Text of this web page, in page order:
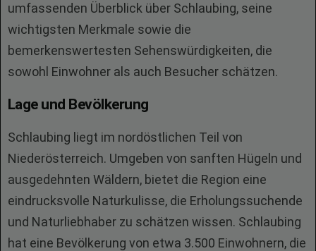
umfassenden Überblick über Schlaubing, seine
wichtigsten Merkmale sowie die
bemerkenswertesten Sehenswürdigkeiten, die
sowohl Einwohner als auch Besucher schätzen.
Lage und Bevölkerung
Schlaubing liegt im nordöstlichen Teil von
Niederösterreich. Umgeben von sanften Hügeln und
ausgedehnten Wäldern, bietet die Region eine
eindrucksvolle Naturkulisse, die Erholungssuchende
und Naturliebhaber zu schätzen wissen. Schlaubing
hat eine Bevölkerung von etwa 3.500 Einwohnern, die